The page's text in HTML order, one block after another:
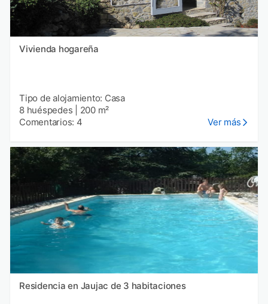
Vivienda hogareña
Tipo de alojamiento: Casa
8 huéspedes
200 m²
Comentarios: 4
Ver más
Residencia en Jaujac de 3 habitaciones